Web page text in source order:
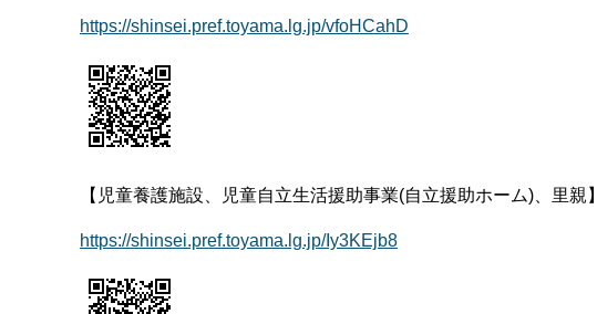
https://shinsei.pref.toyama.lg.jp/vfoHCahD
【児童養護施設、児童自立生活援助事業(自立援助ホーム)、里親】
https://shinsei.pref.toyama.lg.jp/Iy3KEjb8